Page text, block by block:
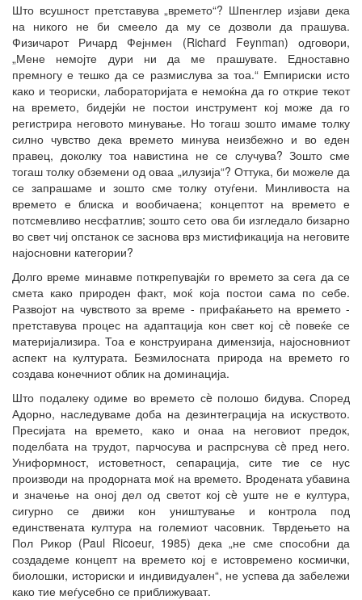
Што всушност претставува „времето“? Шпенглер изјави дека
на никого не би смеело да му се дозволи да прашува.
Физичарот Ричард Фејнмен (Richard Feynman) одговори,
„Мене немојте дури ни да ме прашувате. Едноставно
премногу е тешко да се размислува за тоа.“ Емпириски исто
како и теориски, лабораторијата е немоќна да го открие текот
на времето, бидејќи не постои инструмент кој може да го
регистрира неговото минување. Но тогаш зошто имаме толку
силно чувство дека времето минува неизбежно и во еден
правец, доколку тоа навистина не се случува? Зошто сме
тогаш толку обземени од оваа „илузија“? Оттука, би можеле да
се запрашаме и зошто сме толку отуѓени. Минливоста на
времето е блиска и вообичаена; концептот на времето е
потсмевливо несфатлив; зошто сето ова би изгледало бизарно
во свет чиј опстанок се заснова врз мистификација на неговите
најосновни категории?
Долго време минавме поткрепувајќи го времето за сега да се
смета како природен факт, моќ која постои сама по себе.
Развојот на чувството за време - прифаќањето на времето -
претставува процес на адаптација кон свет кој сè повеќе се
материјализира. Тоа е конструирана димензија, најосновниот
аспект на културата. Безмилосната природа на времето го
создава конечниот облик на доминација.
Што подалеку одиме во времето сè полошо бидува. Според
Адорно, наследуваме доба на дезинтеграција на искуството.
Пресијата на времето, како и онаа на неговиот предок,
поделбата на трудот, парчосува и распрснува сè пред него.
Униформност, истоветност, сепарација, сите тие се нус
производи на продорната моќ на времето. Вродената убавина
и значење на оној дел од светот кој сè уште не е култура,
сигурно се движи кон уништување и контрола под
единствената култура на големиот часовник. Тврдењето на
Пол Рикор (Paul Ricoeur, 1985) дека „не сме способни да
создадеме концепт на времето кој е истовремено космички,
биолошки, историски и индивидуален“, не успева да забележи
како тие меѓусебно се приближуваат.